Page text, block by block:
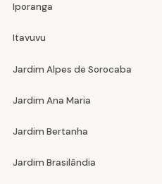
Iporanga
Itavuvu
Jardim Alpes de Sorocaba
Jardim Ana Maria
Jardim Bertanha
Jardim Brasilândia